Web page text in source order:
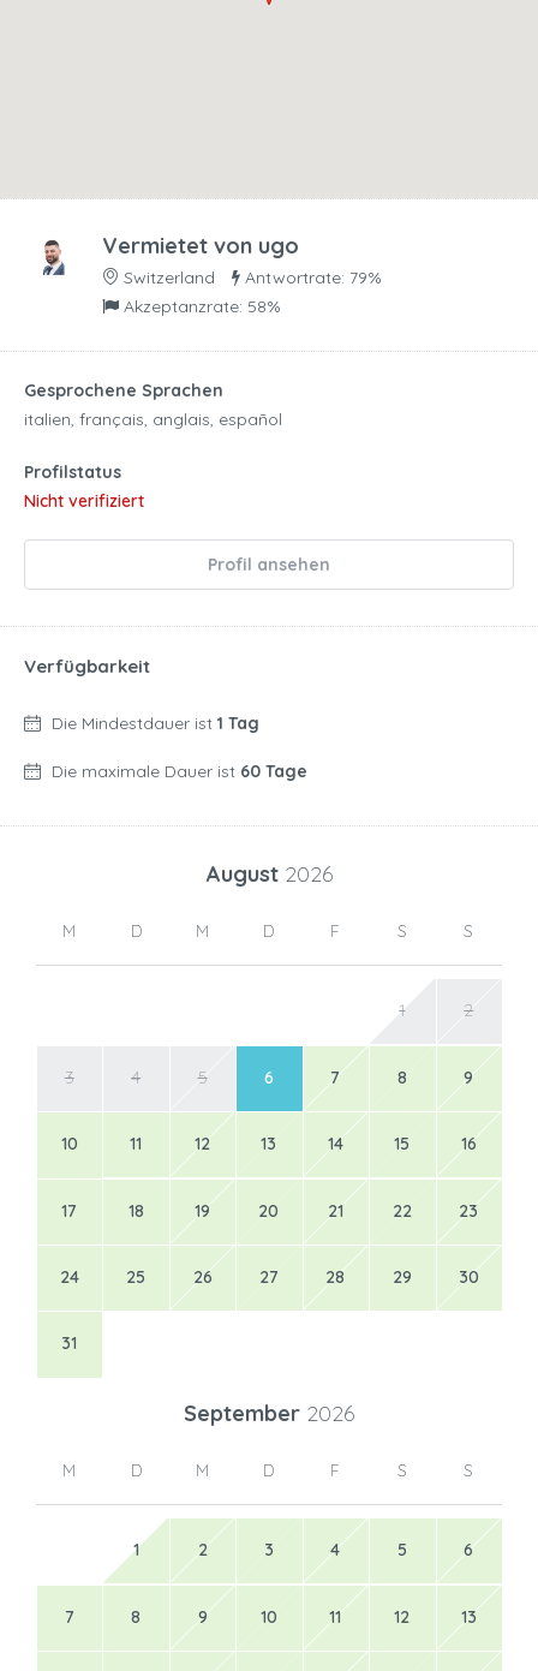
Vermietet von ugo
Switzerland
Antwortrate: 79%
Akzeptanzrate: 58%
Gesprochene Sprachen
italien, français, anglais, español
Profilstatus
Nicht verifiziert
Profil ansehen
Verfügbarkeit
Die Mindestdauer ist 1 Tag
Die maximale Dauer ist 60 Tage
August 2026
M D M D F S S
1 2
3 4 5 6 7 8 9
10 11 12 13 14 15 16
17 18 19 20 21 22 23
24 25 26 27 28 29 30
31
September 2026
M D M D F S S
1 2 3 4 5 6
7 8 9 10 11 12 13